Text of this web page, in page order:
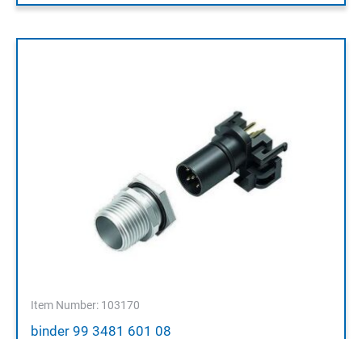
Item Number: 103170
binder 99 3481 601 08